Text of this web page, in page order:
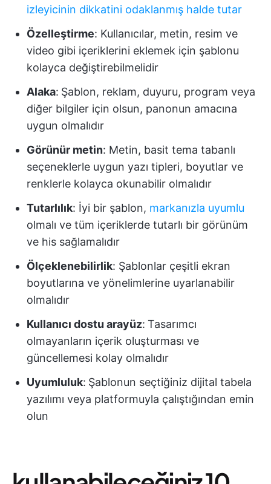
izleyicinin dikkatini odaklanmış halde tutar
Özelleştirme: Kullanıcılar, metin, resim ve
video gibi içeriklerini eklemek için şablonu
kolayca değiştirebilmelidir
Alaka: Şablon, reklam, duyuru, program veya
diğer bilgiler için olsun, panonun amacına
uygun olmalıdır
Görünür metin: Metin, basit tema tabanlı
seçeneklerle uygun yazı tipleri, boyutlar ve
renklerle kolayca okunabilir olmalıdır
Tutarlılık: İyi bir şablon, markanızla uyumlu
olmalı ve tüm içeriklerde tutarlı bir görünüm
ve his sağlamalıdır
Ölçeklenebilirlik: Şablonlar çeşitli ekran
boyutlarına ve yönelimlerine uyarlanabilir
olmalıdır
Kullanıcı dostu arayüz: Tasarımcı
olmayanların içerik oluşturması ve
güncellemesi kolay olmalıdır
Uyumluluk: Şablonun seçtiğiniz dijital tabela
yazılımı veya platformuyla çalıştığından emin
olun